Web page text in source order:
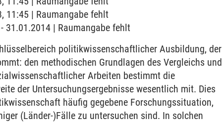
11:45 | Raumangabe fehlt
31.01.2014 | Raumangabe fehlt
politikwissenschaftlicher Ausbildung, der
den methodischen Grundlagen des Vergleichs und
Arbeiten bestimmt die
der Untersuchungsergebnisse wesentlich mit. Dies
häufig gegebene Forschungssituation,
(Länder-)Fälle zu untersuchen sind. In solchen